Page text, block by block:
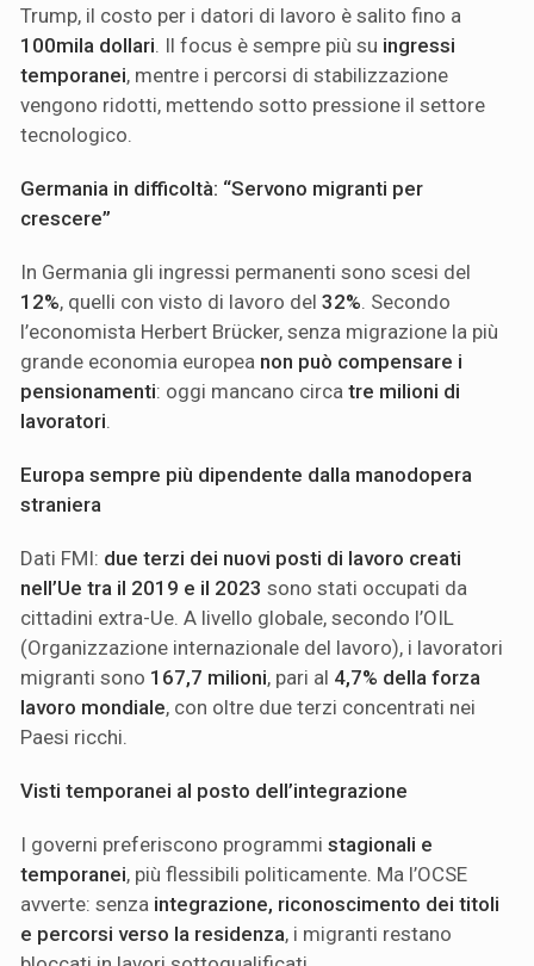
Trump, il costo per i datori di lavoro è salito fino a
100mila dollari. Il focus è sempre più su ingressi
temporanei, mentre i percorsi di stabilizzazione
vengono ridotti, mettendo sotto pressione il settore
tecnologico.
Germania in difficoltà: “Servono migranti per
crescere”
In Germania gli ingressi permanenti sono scesi del
12%, quelli con visto di lavoro del 32%. Secondo
l’economista Herbert Brücker, senza migrazione la più
grande economia europea non può compensare i
pensionamenti: oggi mancano circa tre milioni di
lavoratori.
Europa sempre più dipendente dalla manodopera
straniera
Dati FMI: due terzi dei nuovi posti di lavoro creati
nell’Ue tra il 2019 e il 2023 sono stati occupati da
cittadini extra-Ue. A livello globale, secondo l’OIL
(Organizzazione internazionale del lavoro), i lavoratori
migranti sono 167,7 milioni, pari al 4,7% della forza
lavoro mondiale, con oltre due terzi concentrati nei
Paesi ricchi.
Visti temporanei al posto dell’integrazione
I governi preferiscono programmi stagionali e
temporanei, più flessibili politicamente. Ma l’OCSE
avverte: senza integrazione, riconoscimento dei titoli
e percorsi verso la residenza, i migranti restano